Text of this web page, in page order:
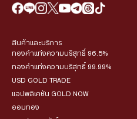
สินค้าและบริการ
ทองคำแท่งความบริสุทธิ์ 96.5%
ทองคำแท่งความบริสุทธิ์ 99.99%
USD GOLD TRADE
แอปพลิเคชัน GOLD NOW
ออมทอง